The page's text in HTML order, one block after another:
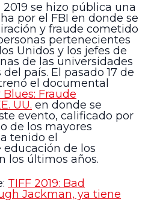
2019 se hizo pública una
por el FBI en donde se
y fraude cometido
pertenecientes
Unidos y los jefes de
de las universidades
país. El pasado 17 de
el documental
Fraude
UU. en donde se
evento, calificado por
de los mayores
tenido el
de los
los últimos años.
TIFF 2019: Bad
Jackman, ya tiene